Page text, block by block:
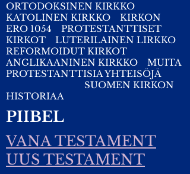
ORTODOKSINEN KIRKKO
KATOLINEN KIRKKO
KIRKON
ERO 1054
PROTESTANTTISET
KIRKOT
LUTERILAINEN LIRKKO
REFORMOIDUT KIRKOT
ANGLIKAANINEN KIRKKO
MUITA
PROTESTANTTISIA YHTEISÖJÄ
SUOMEN KIRKON
HISTORIAA
PIIBEL
VANA TESTAMENT
UUS TESTAMENT